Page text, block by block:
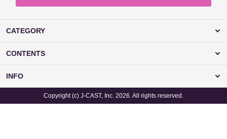
CATEGORY
CONTENTS
INFO
Copyright (c) J-CAST, Inc. 2026. All rights reserved.